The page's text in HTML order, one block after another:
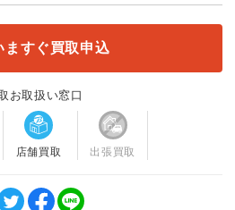
ますぐ買取申込
お取扱い窓口
店舗買取 出張買取